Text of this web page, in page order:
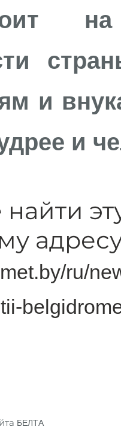
на
и
и
ru/
БЕЛТА